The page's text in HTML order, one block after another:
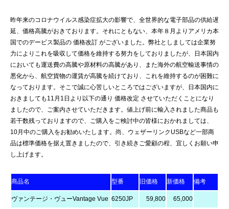
昨年来のコロナウイルス感染症拡大の影響で、全世界的な電子部品の供給遅
延、価格高騰がおきております。それにともない、本年８月よりアメリカ本
国でのデービス製品の 価格改訂 がございました。弊社としましては企業努
力によりこれを吸収して価格を維持する努力をしておりましたが、日本国内
においても運送費の高騰や原材料の高騰があり、また海外の航空輸送事情の
悪化から、航空貨物の運賃が高騰を続けており、これを維持するのが困難に
なっております。そこで誠に心苦しいところではございますが、日本国内に
おきましても11月1日より以下の通り 価格改定 させていただくことになり
ましたので、ご案内させていただきます。値上げ前に輸入されました商品も
若干数残っておりますので、ご購入をご検討中の皆様におかれましては、
10月中のご購入をお勧めいたします。尚、ウェザーリンクUSBなど一部商
品は標準価格を据え置きましたので、引き続きご愛顧の程、宜しくお願い申
し上げます。
商品名 型番 旧価格 新価格 備考
ヴァンテージ・ヴューVantage Vue 6250JP 59,800
65,000